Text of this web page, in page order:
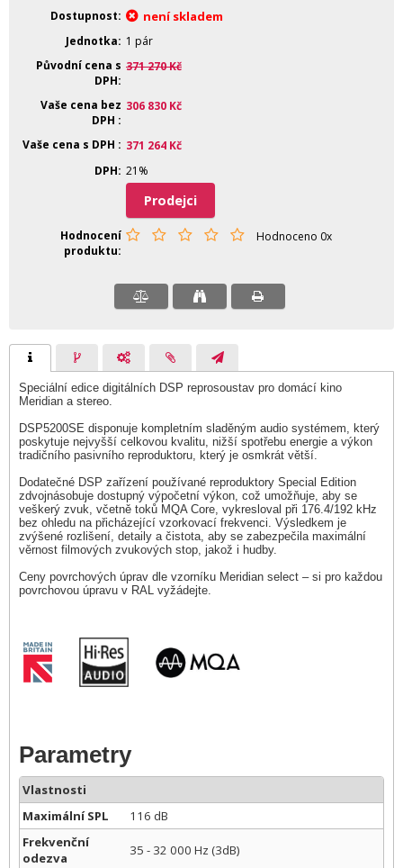
Dostupnost
není skladem
Jednotka
1 pár
Původní cena s
DPH
371 270Kč
Vaše cena bez
DPH
306 830 Kč
Vaše cena s DPH 371 264 Kč
DPH 21%
Prodejci
Hodnocení
produktu
Hodnoceno 0x
Speciální edice digitálních DSP reprosoustav pro domácí kino
Meridian a stereo.
DSP5200SE disponuje kompletním sladěným audio systémem, který
poskytuje nejvyšší celkovou kvalitu, nižší spotřebu energie a výkon
tradičního pasivního reproduktoru, který je osmkrát větší.
Dodatečné DSP zařízení používané reproduktory Special Edition
zdvojnásobuje dostupný výpočetní výkon, což umožňuje, aby se
veškerý zvuk, včetně toků MQA Core, vykresloval při 176.4/192 kHz
bez ohledu na přicházející vzorkovací frekvenci. Výsledkem je
zvýšené rozlišení, detaily a čistota, aby se zabezpečila maximální
věrnost filmových zvukových stop, jakož i hudby.
Ceny povrchových úprav dle vzorníku Meridian select – si pro každou
povrchovou úpravu v RAL vyžádejte.
Parametry
Vlastnosti
Maximální SPL
116 dB
Frekvenční
odezva
35 - 32 000 Hz (3dB)